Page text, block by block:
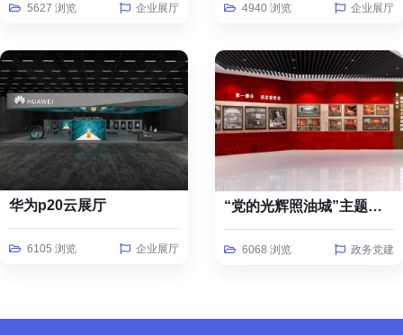
5627 浏览 企业展厅 4940 浏览 企业展厅
华为p20云展厅
6105 浏览 企业展厅
“党的光辉照油城”主题线上云展览
6068 浏览 政务党建